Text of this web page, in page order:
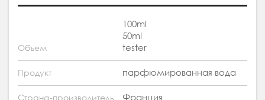
Объем
100ml
50ml
tester
Продукт парфюмированная вода
Страна-производитель Франция